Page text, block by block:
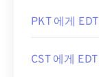
PKT 에게 EDT
CST 에게 EDT